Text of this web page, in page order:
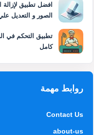
افضل تطبيق لإزالة
الصور و التعديل
تطبيق التحكم في
كامل
روابط مهمة
Contact Us
about-us